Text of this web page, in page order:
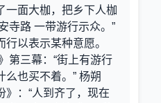
一面大枷，把乡下人枷
寺路 一带游行示众。”
行以表示某种意愿。
第三幕：“街上有游行
么也买不着。” 杨朔
》：“人到齐了，现在